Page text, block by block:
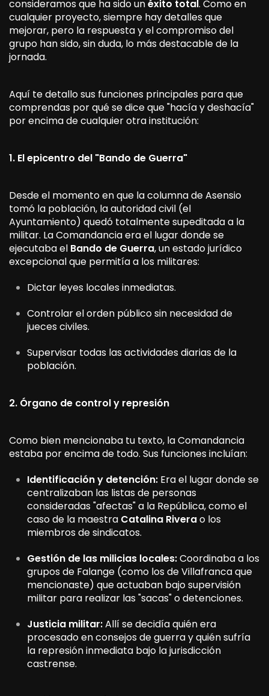
consideramos que ha sido unéxito total. Como en
cualquier proyecto, siempre hay detalles que
mejorar, pero la respuesta y el compromiso del
grupo han sido, sin duda, lo más destacable de la
jornada.
Aquí te detallo sus funciones principales para que
comprendas por qué se dice que "hacía y deshacía"
por encima de cualquier otra institución:
1. El epicentro del "Bando de Guerra"
Desde el momento en que la columna de Asensio
tomó la población, la autoridad civil (el
Ayuntamiento) quedó totalmente supeditada a la
militar. La Comandancia era el lugar donde se
ejecutaba el Bando de Guerra, un estado jurídico
excepcional que permitía a los militares:
Dictar leyes locales inmediatas.
Controlar el orden público sin necesidad de
jueces civiles.
Supervisar todas las actividades diarias de la
población.
2. Órgano de control y represión
Como bien mencionaba tu texto, la Comandancia
estaba por encima de todo. Sus funciones incluían:
Identificación y detención: Era el lugar donde se
centralizaban las listas de personas
consideradas "afectas" a la República, como el
caso de la maestra Catalina Riverao los
miembros de sindicatos.
Gestión de las milicias locales:Coordinaba a los
grupos de Falange (como los de Villafranca que
mencionaste) que actuaban bajo supervisión
militar para realizar las "sacas" o detenciones.
Justicia militar:Allí se decidía quién era
procesado en consejos de guerra y quién sufría
la represión inmediata bajo la jurisdicción
castrense.